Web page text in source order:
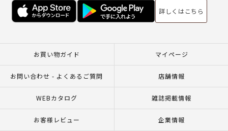
詳しくはこちら
お買い物ガイド マイページ
お問い合わせ - よくあるご質問 店舗情報
WEBカタログ 雑誌掲載情報
お客様レビュー 企業情報